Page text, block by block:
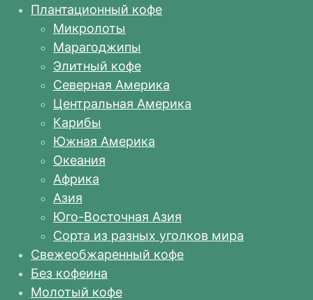
Плантационный кофе
Микролоты
Марагоджипы
Элитный кофе
Северная Америка
Центральная Америка
Карибы
Южная Америка
Океания
Африка
Азия
Юго-Восточная Азия
Сорта из разных уголков мира
Свежеобжаренный кофе
Без кофеина
Молотый кофе